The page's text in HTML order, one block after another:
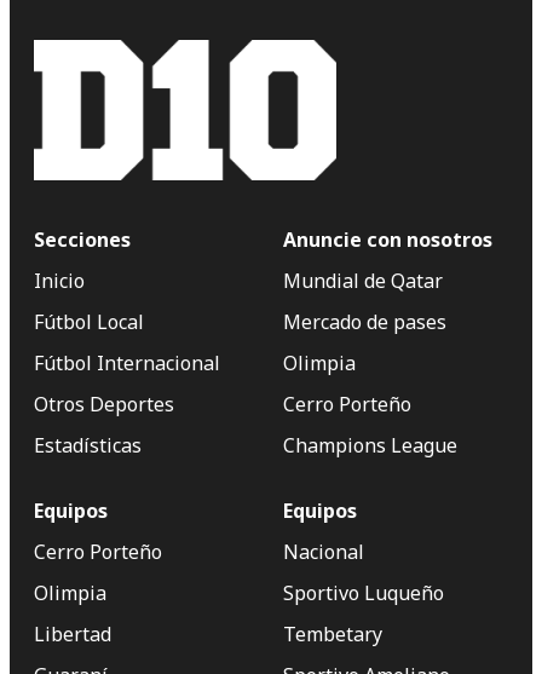
Secciones
Inicio
Fútbol Local
Fútbol Internacional
Otros Deportes
Estadísticas
Anuncie con nosotros
Mundial de Qatar
Mercado de pases
Olimpia
Cerro Porteño
Champions League
Equipos
Cerro Porteño
Olimpia
Libertad
Equipos
Nacional
Sportivo Luqueño
Tembetary